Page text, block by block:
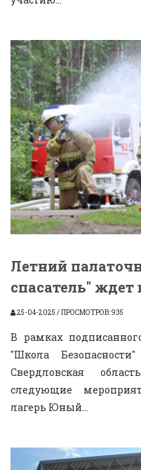
Летний
спасатель" ждет
25-04-2025 / ПРОСМОТРОВ: 935
В рамках
"Школа
Свердловская
следующие
лагерь Юный...